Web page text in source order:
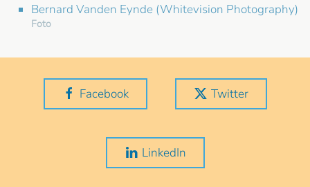
Bernard Vanden Eynde (Whitevision Photography)
Foto
Facebook Twitter
LinkedIn